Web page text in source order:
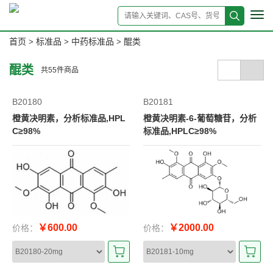
首页 > 标准品 > 中药标准品 > 醌类
醌类 共55件商品
B20180
橙黄决明素，分析标准品,HPL
C≥98%
价格： ￥600.00
B20181
橙黄决明素-6-葡萄糖苷，分析
标准品,HPLC≥98%
价格： ￥2000.00